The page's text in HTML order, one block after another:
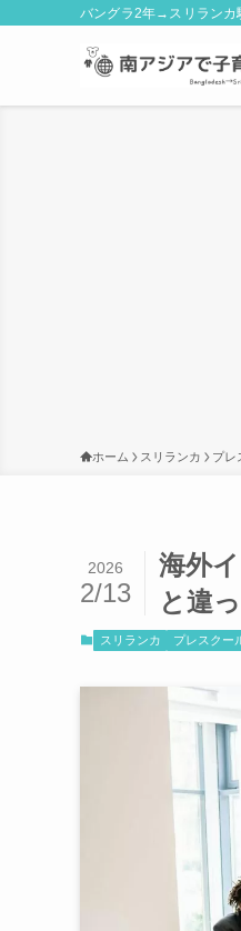
バングラ2年→スリランカ
ホーム スリランカ プレ
海外
と違
2026
2/13
スリランカ プレスクー